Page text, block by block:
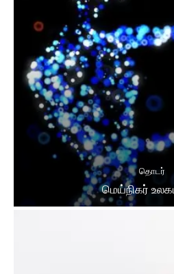
தொடர்
மெய்நிகர்